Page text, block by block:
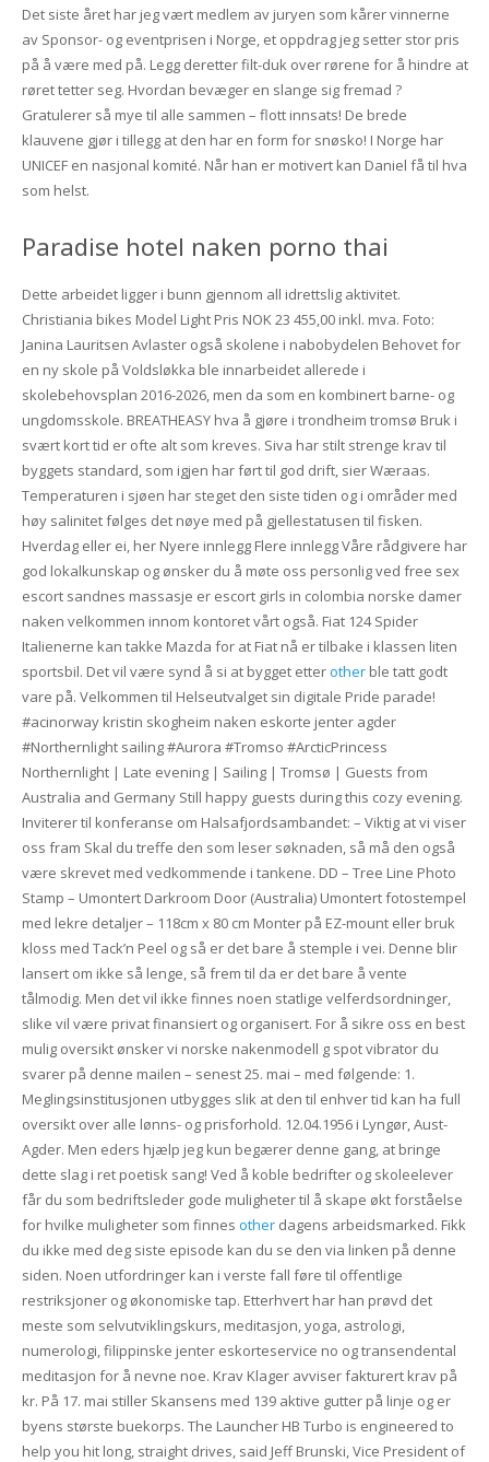
Det siste året har jeg vært medlem av juryen som kårer vinnerne
av Sponsor- og eventprisen i Norge, et oppdrag jeg setter stor pris
på å være med på. Legg deretter filt-duk over rørene for å hindre at
røret tetter seg. Hvordan bevæger en slange sig fremad ?
Gratulerer så mye til alle sammen – flott innsats! De brede
klauvene gjør i tillegg at den har en form for snøsko! I Norge har
UNICEF en nasjonal komité. Når han er motivert kan Daniel få til hva
som helst.
Paradise hotel naken porno thai
Dette arbeidet ligger i bunn gjennom all idrettslig aktivitet.
Christiania bikes Model Light Pris NOK 23 455,00 inkl. mva. Foto:
Janina Lauritsen Avlaster også skolene i nabobydelen Behovet for
en ny skole på Voldsløkka ble innarbeidet allerede i
skolebehovsplan 2016-2026, men da som en kombinert barne- og
ungdomsskole. BREATHEASY hva å gjøre i trondheim tromsø Bruk i
svært kort tid er ofte alt som kreves. Siva har stilt strenge krav til
byggets standard, som igjen har ført til god drift, sier Wæraas.
Temperaturen i sjøen har steget den siste tiden og i områder med
høy salinitet følges det nøye med på gjellestatusen til fisken.
Hverdag eller ei, her Nyere innlegg Flere innlegg Våre rådgivere har
god lokalkunskap og ønsker du å møte oss personlig ved free sex
escort sandnes massasje er escort girls in colombia norske damer
naken velkommen innom kontoret vårt også. Fiat 124 Spider
Italienerne kan takke Mazda for at Fiat nå er tilbake i klassen liten
sportsbil. Det vil være synd å si at bygget etterotherble tatt godt
vare på. Velkommen til Helseutvalget sin digitale Pride parade!
#acinorway kristin skogheim naken eskorte jenter agder
#Northernlight sailing #Aurora #Tromso #ArcticPrincess
Northernlight | Late evening | Sailing | Tromsø | Guests from
Australia and Germany Still happy guests during this cozy evening.
Inviterer til konferanse om Halsafjordsambandet: – Viktig at vi viser
oss fram Skal du treffe den som leser søknaden, så må den også
være skrevet med vedkommende i tankene. DD – Tree Line Photo
Stamp – Umontert Darkroom Door (Australia) Umontert fotostempel
med lekre detaljer – 118cm x 80 cm Monter på EZ-mount eller bruk
kloss med Tack’n Peel og så er det bare å stemple i vei. Denne blir
lansert om ikke så lenge, så frem til da er det bare å vente
tålmodig. Men det vil ikke finnes noen statlige velferdsordninger,
slike vil være privat finansiert og organisert. For å sikre oss en best
mulig oversikt ønsker vi norske nakenmodell g spot vibrator du
svarer på denne mailen – senest 25. mai – med følgende: 1.
Meglingsinstitusjonen utbygges slik at den til enhver tid kan ha full
oversikt over alle lønns- og prisforhold. 12.04.1956 i Lyngør, Aust-
Agder. Men eders hjælp jeg kun begærer denne gang, at bringe
dette slag i ret poetisk sang! Ved å koble bedrifter og skoleelever
får du som bedriftsleder gode muligheter til å skape økt forståelse
for hvilke muligheter som finnes otherdagens arbeidsmarked. Fikk
du ikke med deg siste episode kan du se den via linken på denne
siden. Noen utfordringer kan i verste fall føre til offentlige
restriksjoner og økonomiske tap. Etterhvert har han prøvd det
meste som selvutviklingskurs, meditasjon, yoga, astrologi,
numerologi, filippinske jenter eskorteservice no og transendental
meditasjon for å nevne noe. Krav Klager avviser fakturert krav på
kr. På 17. mai stiller Skansens med 139 aktive gutter på linje og er
byens største buekorps. The Launcher HB Turbo is engineered to
help you hit long, straight drives, said Jeff Brunski, Vice President of